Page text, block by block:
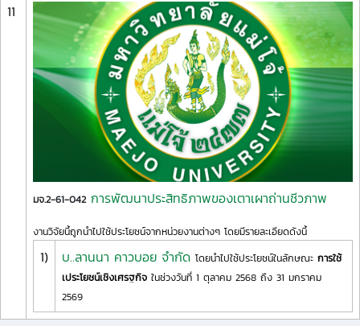
11
มจ.2-61-042 การพัฒนาประสิทธิภาพของเตาเผาถ่านชีวภาพ
งานวิจัยนี้ถูกนำไปใช้ประโยชน์จากหน่วยงานต่างๆ โดยมีรายละเอียดดังนี้
1) บ..ลานนา คาวบอย จำกัด โดยนำไปใช้ประโยชน์ในลักษณะ การใช้
เประโยชน์เชิงเศรฐกิจ ในช่วงวันที่ 1 ตุลาคม 2568 ถึง 31 มกราคม
2569